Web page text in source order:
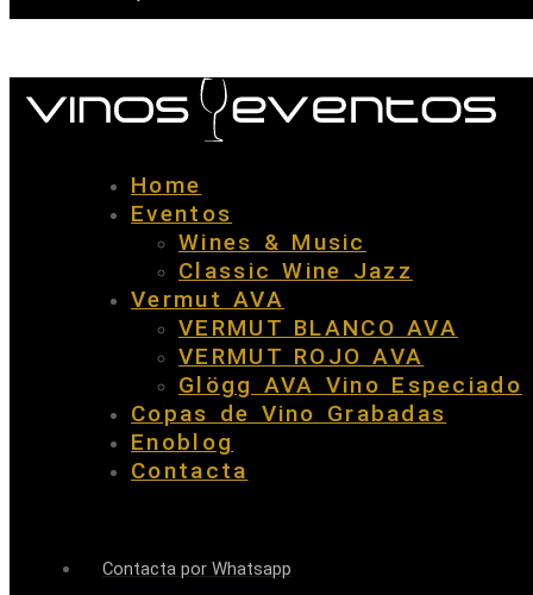
Home
Eventos
Wines & Music
Classic Wine Jazz
Vermut AVA
VERMUT BLANCO AVA
VERMUT ROJO AVA
Glögg AVA Vino Especiado
Copas de Vino Grabadas
Enoblog
Contacta
Contacta por Whatsapp